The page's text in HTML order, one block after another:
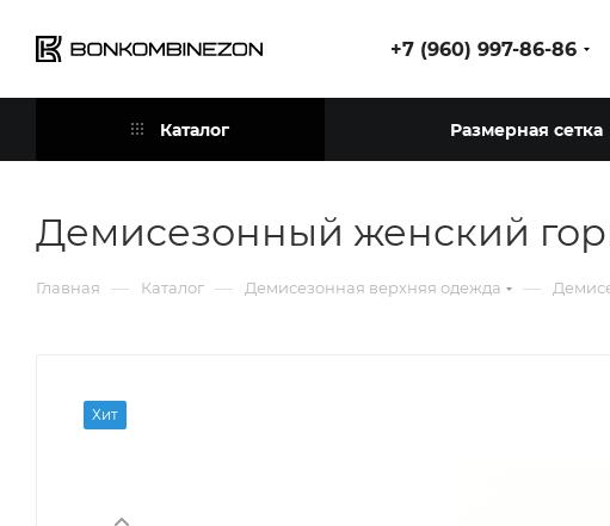
+7 (960) 997-86-86
Каталог Размерная сетка
Демисезонный женский
Главная — Каталог — Демисезонная верхняя одежда —
Хит